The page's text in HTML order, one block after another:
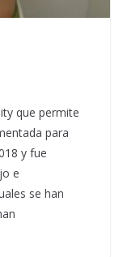
que permite
para
y fue
e
se han